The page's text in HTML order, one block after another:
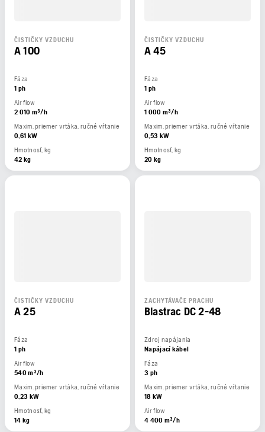
ČISTIČKY VZDUCHU
A 100
Fáza
1 ph
Air flow
2 010 m³/h
Maxim. priemer vrtáka, ručné vŕtanie
0,61 kW
Hmotnosť, kg
42 kg
ČISTIČKY VZDUCHU
A 45
Fáza
1 ph
Air flow
1 000 m³/h
Maxim. priemer vrtáka, ručné vŕtanie
0,53 kW
Hmotnosť, kg
20 kg
ČISTIČKY VZDUCHU
A 25
Fáza
1 ph
Air flow
540 m³/h
Maxim. priemer vrtáka, ručné vŕtanie
0,23 kW
Hmotnosť, kg
14 kg
ZACHYTÁVAČE PRACHU
Blastrac DC 2-48
Zdroj napájania
Napájací kábel
Fáza
3 ph
Maxim. priemer vrtáka, ručné vŕtanie
18 kW
Air flow
4 400 m³/h